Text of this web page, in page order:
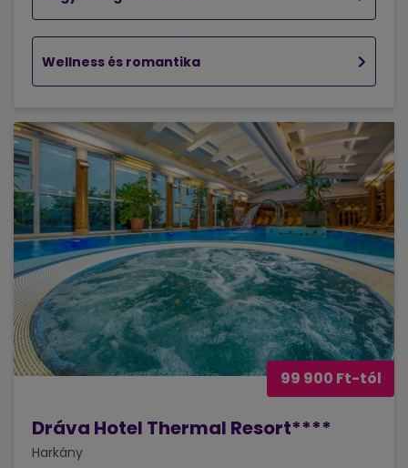
Wellness és romantika
99 900 Ft-tól
Dráva Hotel Thermal Resort****
Harkány